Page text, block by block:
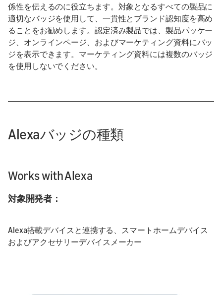
係性を伝えるのに役立ちます。対象となるすべての製品に
適切なバッジを使用して、一貫性とブランド認知度を高め
ることをお勧めします。認定済み製品では、製品パッケー
ジ、オンラインページ、およびマーケティング資料にバッ
ジを表示できます。マーケティング資料には複数のバッジ
を使用しないでください。
Alexaバッジの種類
Works with Alexa
対象開発者：
Alexa搭載デバイスと連携する、スマートホームデバイス
およびアクセサリーデバイスメーカー